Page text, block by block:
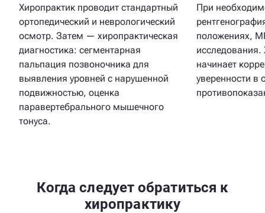
Хиропрактик проводит стандартный
ортопедический и неврологический
осмотр. Затем — хиропрактическая
диагностика: сегментарная
пальпация позвоночника для
выявления уровней с нарушенной
подвижностью, оценка
паравертебрального мышечного
тонуса.
При
положениях,
исследования.
начинает
уверенности в
Когда следует обратиться к
хиропрактику